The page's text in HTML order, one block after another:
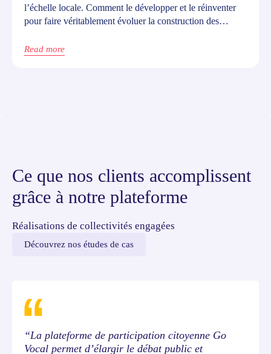
l’échelle locale. Comment le développer et le réinventer
pour faire véritablement évoluer la construction des
mandat ?
Read more
Ce que nos clients accomplissent
grâce à notre plateforme
Réalisations de collectivités engagées
Découvrez nos études de cas
“La plateforme de participation citoyenne Go
Vocal permet d’élargir le débat public et